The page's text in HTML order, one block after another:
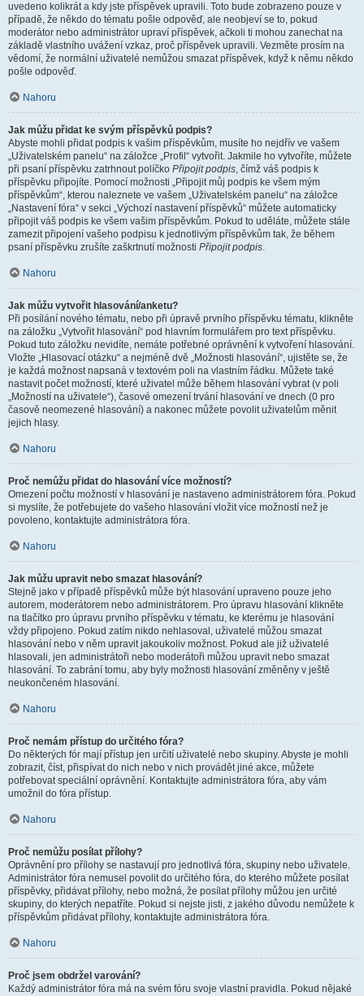
uvedeno kolikrát a kdy jste příspěvek upravili. Toto bude zobrazeno pouze v
případě, že někdo do tématu pošle odpověď, ale neobjeví se to, pokud
moderátor nebo administrátor upraví příspěvek, ačkoli ti mohou zanechat na
základě vlastního uvážení vzkaz, proč příspěvek upravili. Vezměte prosím na
vědomí, že normální uživatelé nemůžou smazat příspěvek, když k němu někdo
pošle odpověď.
Nahoru
Jak můžu přidat ke svým příspěvků podpis?
Abyste mohli přidat podpis k vašim příspěvkům, musíte ho nejdřív ve vašem
„Uživatelském panelu“ na záložce „Profil“ vytvořit. Jakmile ho vytvoříte, můžete
při psaní příspěvku zatrhnout políčko Připojit podpis, čímž váš podpis k
příspěvku připojíte. Pomocí možnosti „Připojit můj podpis ke všem mým
příspěvkům“, kterou naleznete ve vašem „Uživatelském panelu“ na záložce
„Nastavení fóra“ v sekci „Výchozí nastavení příspěvků“ můžete automaticky
připojit váš podpis ke všem vašim příspěvkům. Pokud to uděláte, můžete stále
zamezit připojení vašeho podpisu k jednotlivým příspěvkům tak, že během
psaní příspěvku zrušíte zaškrtnutí možnosti Připojit podpis.
Nahoru
Jak můžu vytvořit hlasování/anketu?
Při posílání nového tématu, nebo při úpravě prvního příspěvku tématu, klikněte
na záložku „Vytvořit hlasování“ pod hlavním formulářem pro text příspěvku.
Pokud tuto záložku nevidíte, nemáte potřebné oprávnění k vytvoření hlasování.
Vložte „Hlasovací otázku“ a nejméně dvě „Možnosti hlasování“, ujistěte se, že
je každá možnost napsaná v textovém poli na vlastním řádku. Můžete také
nastavit počet možností, které uživatel může během hlasování vybrat (v poli
„Možností na uživatele“), časové omezení trvání hlasování ve dnech (0 pro
časově neomezené hlasování) a nakonec můžete povolit uživatelům měnit
jejich hlasy.
Nahoru
Proč nemůžu přidat do hlasování více možností?
Omezení počtu možností v hlasování je nastaveno administrátorem fóra. Pokud
si myslíte, že potřebujete do vašeho hlasování vložit více možností než je
povoleno, kontaktujte administrátora fóra.
Nahoru
Jak můžu upravit nebo smazat hlasování?
Stejně jako v případě příspěvků může být hlasování upraveno pouze jeho
autorem, moderátorem nebo administrátorem. Pro úpravu hlasování klikněte
na tlačítko pro úpravu prvního příspěvku v tématu, ke kterému je hlasování
vždy připojeno. Pokud zatím nikdo nehlasoval, uživatelé můžou smazat
hlasování nebo v něm upravit jakoukoliv možnost. Pokud ale již uživatelé
hlasovali, jen administrátoři nebo moderátoři můžou upravit nebo smazat
hlasování. To zabrání tomu, aby byly možnosti hlasování změněny v ještě
neukončeném hlasování.
Nahoru
Proč nemám přístup do určitého fóra?
Do některých fór mají přístup jen určití uživatelé nebo skupiny. Abyste je mohli
zobrazit, číst, přispívat do nich nebo v nich provádět jiné akce, můžete
potřebovat speciální oprávnění. Kontaktujte administrátora fóra, aby vám
umožnil do fóra přístup.
Nahoru
Proč nemůžu posílat přílohy?
Oprávnění pro přílohy se nastavují pro jednotlivá fóra, skupiny nebo uživatele.
Administrátor fóra nemusel povolit do určitého fóra, do kterého můžete posílat
příspěvky, přidávat přílohy, nebo možná, že posílat přílohy můžou jen určité
skupiny, do kterých nepatříte. Pokud si nejste jisti, z jakého důvodu nemůžete k
příspěvkům přidávat přílohy, kontaktujte administrátora fóra.
Nahoru
Proč jsem obdržel varování?
Každý administrátor fóra má na svém fóru svoje vlastní pravidla. Pokud nějaké